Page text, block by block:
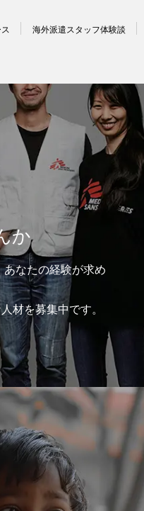
海外派遣スタッフ体験談
か
なたの経験が求め
材を募集中です。